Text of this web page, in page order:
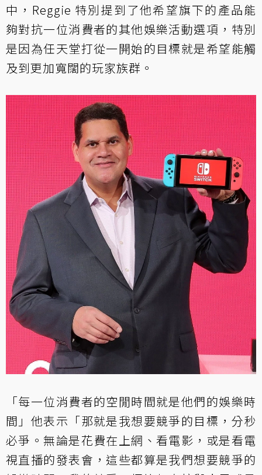
中，Reggie 特別提到了他希望旗下的產品能
夠對抗一位消費者的其他娛樂活動選項，特別
是因為任天堂打從一開始的目標就是希望能觸
及到更加寬闊的玩家族群。
「每一位消費者的空閒時間就是他們的娛樂時
間」他表示「那就是我想要競爭的目標，分秒
必爭。無論是花費在上網、看電影，或是看電
視直播的發表會，這些都算是我們想要競爭的